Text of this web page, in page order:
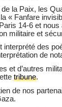
la Paix, les
« Fanfare
14-6 et
militaire et
des
de
et d’autres
tribune.
de nos